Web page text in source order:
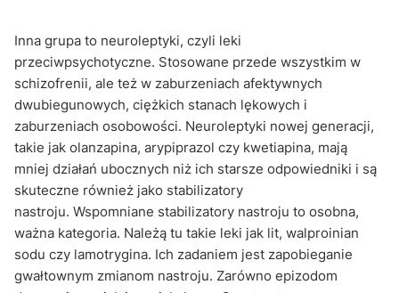
Inna grupa to neuroleptyki, czyli leki
przeciwpsychotyczne. Stosowane przede wszystkim w
schizofrenii, ale też w zaburzeniach afektywnych
dwubiegunowych, ciężkich stanach lękowych i
zaburzeniach osobowości. Neuroleptyki nowej generacji,
takie jak olanzapina, arypiprazol czy kwetiapina, mają
mniej działań ubocznych niż ich starsze odpowiedniki i są
skuteczne również jako stabilizatory
nastroju. Wspomniane stabilizatory nastroju to osobna,
ważna kategoria. Należą tu takie leki jak lit, walproinian
sodu czy lamotrygina. Ich zadaniem jest zapobieganie
gwałtownym zmianom nastroju. Zarówno epizodom